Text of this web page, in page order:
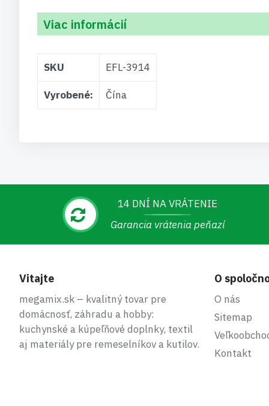
Viac informácií
Viac
informácií
SKU EFL-3914
Vyrobené: Čína
14 DNÍ NA VRÁTENIE
Garancia vrátenia peňazí
Vitajte
megamix.sk – kvalitný tovar pre
domácnosť, záhradu a hobby:
kuchynské a kúpeľňové doplnky, textil
aj materiály pre remeselníkov a kutilov.
O
O nás
Sitemap
Kontakt